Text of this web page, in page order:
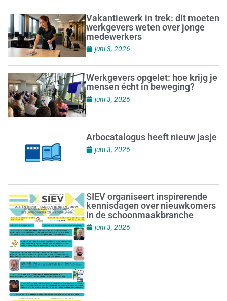
Vakantiewerk in trek: dit moeten
werkgevers weten over jonge
medewerkers
juni 3, 2026
Werkgevers opgelet: hoe krijg je
mensen écht in beweging?
juni 3, 2026
Arbocatalogus heeft nieuw jasje
juni 3, 2026
SIEV organiseert inspirerende
kennisdagen over nieuwkomers
in de schoonmaakbranche
juni 3, 2026